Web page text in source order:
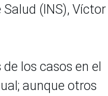
(INS), Víctor
los casos en el
aunque otros